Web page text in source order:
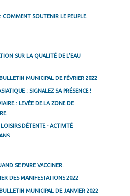
COMMENT SOUTENIR LE PEUPLE
SUR LA QUALITÉ DE L’EAU
MUNICIPAL DE FÉVRIER 2022
: SIGNALEZ SA PRÉSENCE !
: LEVÉE DE LA ZONE DE
DÉTENTE - ACTIVITÉ
SE FAIRE VACCINER.
DES MANIFESTATIONS 2022
MUNICIPAL DE JANVIER 2022